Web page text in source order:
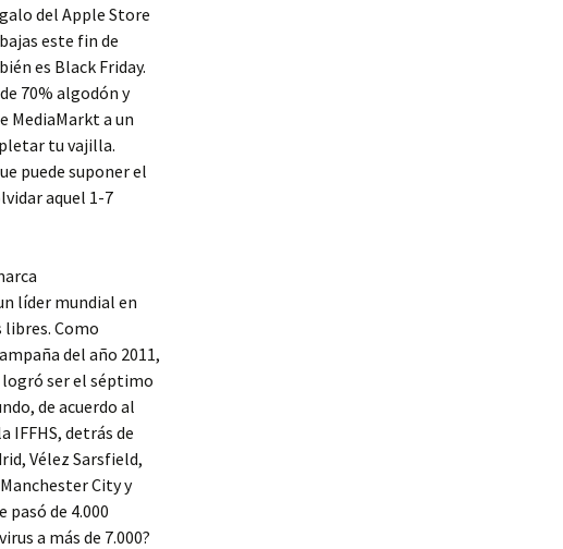
del Apple Store
este fin de
es Black Friday.
70% algodón y
MediaMarkt a un
tu vajilla.
puede suponer el
aquel 1-7
líder mundial en
Como
del año 2011,
logró ser el séptimo
de acuerdo al
IFFHS, detrás de
Vélez Sarsfield,
City y
pasó de 4.000
a más de 7.000?